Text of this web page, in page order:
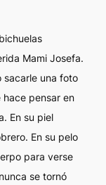
Mami Josefa.
sacarle una foto
pensar en
En su piel
En su pelo
para verse
se tornó